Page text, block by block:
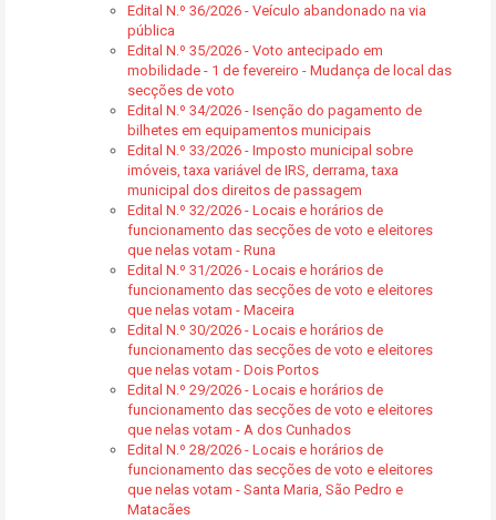
Edital N.º 36/2026 - Veículo abandonado na via
pública
Edital N.º 35/2026 - Voto antecipado em
mobilidade - 1 de fevereiro - Mudança de local das
secções de voto
Edital N.º 34/2026 - Isenção do pagamento de
bilhetes em equipamentos municipais
Edital N.º 33/2026 - Imposto municipal sobre
imóveis, taxa variável de IRS, derrama, taxa
municipal dos direitos de passagem
Edital N.º 32/2026 - Locais e horários de
funcionamento das secções de voto e eleitores
que nelas votam - Runa
Edital N.º 31/2026 - Locais e horários de
funcionamento das secções de voto e eleitores
que nelas votam - Maceira
Edital N.º 30/2026 - Locais e horários de
funcionamento das secções de voto e eleitores
que nelas votam - Dois Portos
Edital N.º 29/2026 - Locais e horários de
funcionamento das secções de voto e eleitores
que nelas votam - A dos Cunhados
Edital N.º 28/2026 - Locais e horários de
funcionamento das secções de voto e eleitores
que nelas votam - Santa Maria, São Pedro e
Matacães